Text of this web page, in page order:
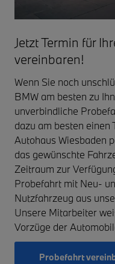
Jetzt Termin für
vereinbaren!
Wenn Sie noch
BMW am besten zu
unverbindliche
dazu am besten einen
Autohaus Wiesbaden
das gewünschte
Zeitraum zur
Probefahrt mit Neu-
Nutzfahrzeug aus
Unsere Mitarbeiter
Vorzüge der
Probefahrt